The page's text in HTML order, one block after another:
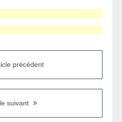
précédent
suivant